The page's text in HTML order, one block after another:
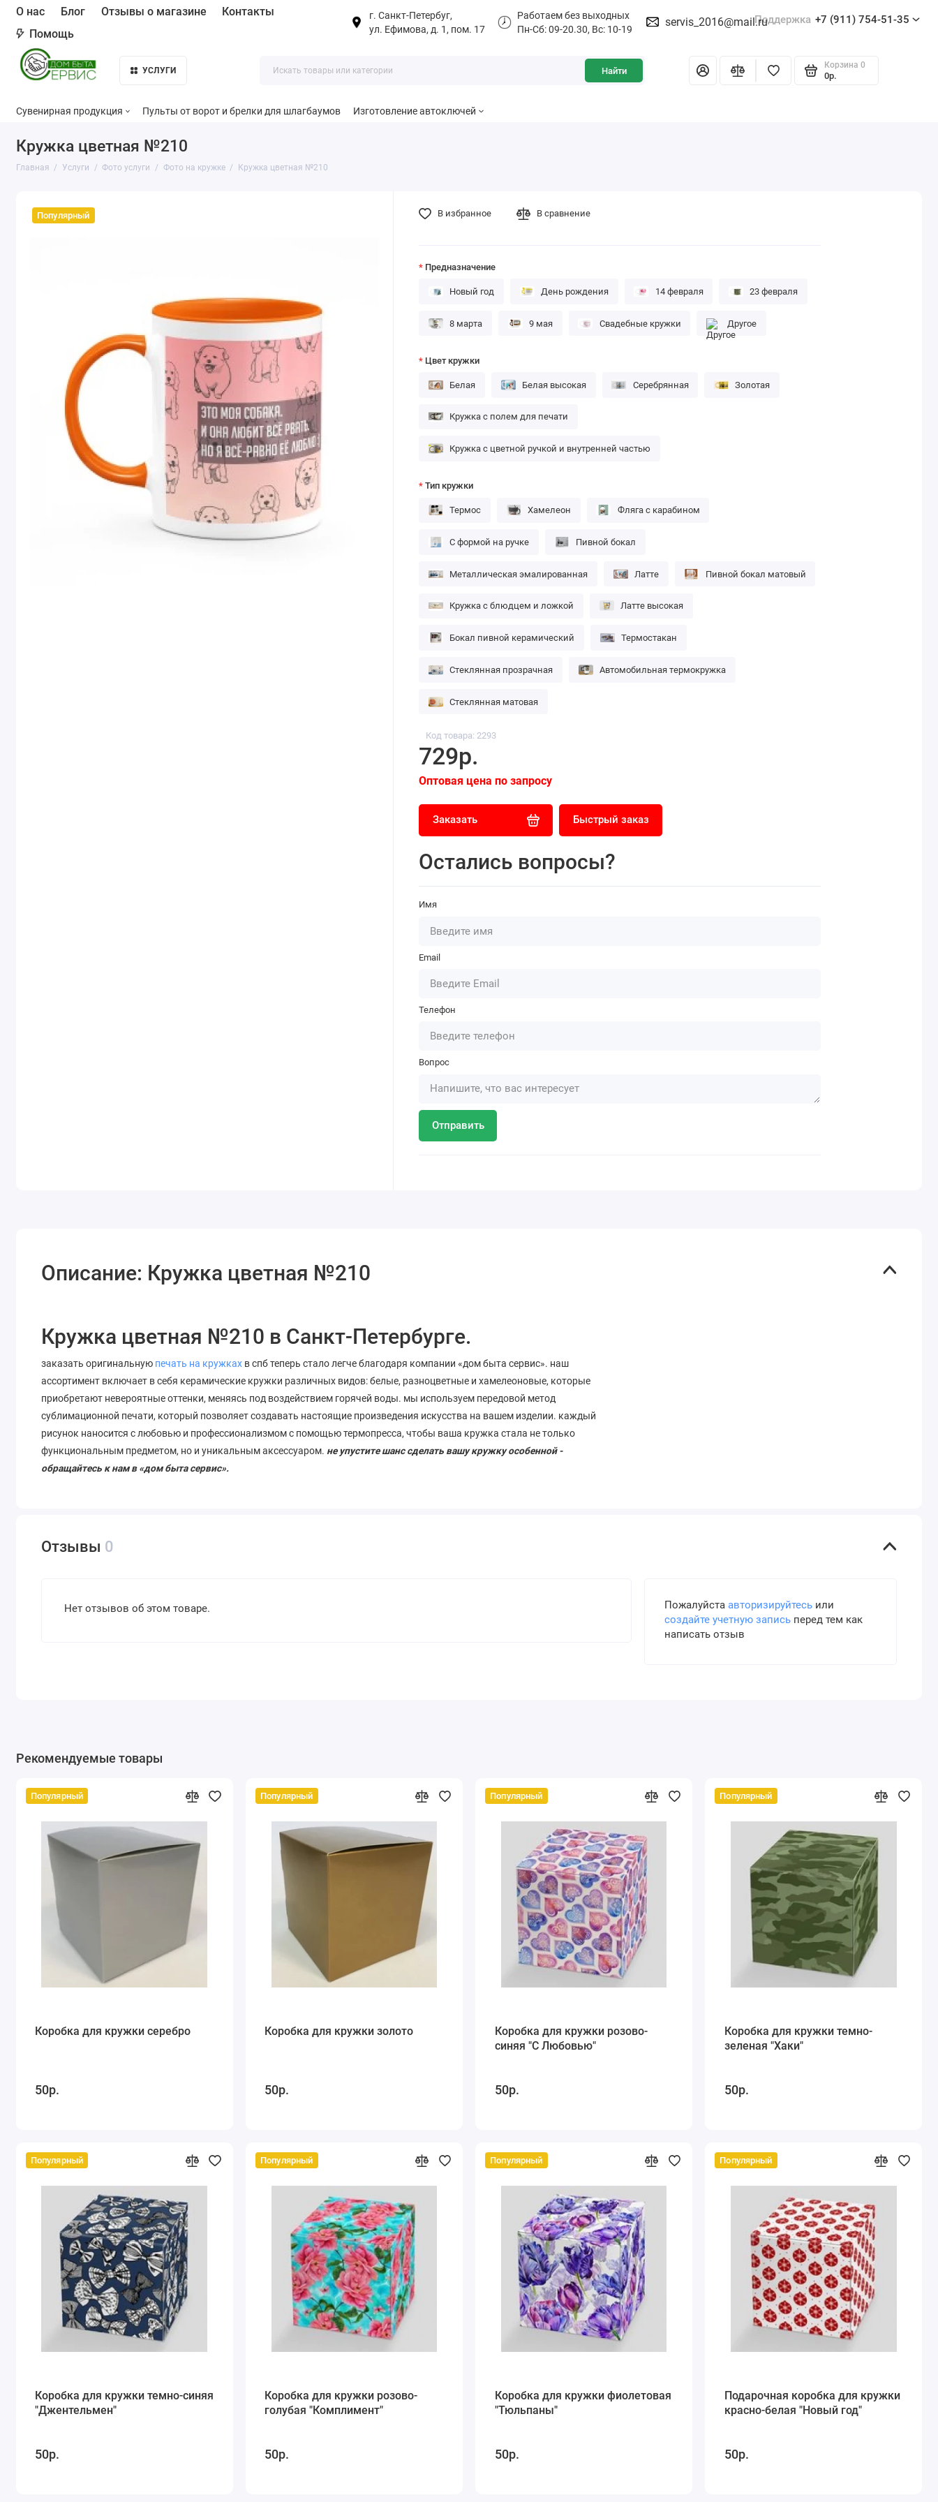
О нас Блог Отзывы о магазине
Контакты
Помощь
г. Санкт-Петербуг,
ул. Ефимова, д. 1, пом. 17
Работаем без выходных
Пн-Сб: 09-20.30, Вс: 10-19
servis_2016@mail.ruПоддержка +7 (911) 754-51-35
УСЛУГИ Найти
Корзина 0
0р.
Сувенирная продукция Пульты от ворот и брелки для шлагбаумов Изготовление автоключей
Кружка цветная №210
Главная Услуги Фото услуги Фото на кружке Кружка цветная №210
Популярный
Код товара: 2293
729р.
Оптовая цена по запросу
Заказать Быстрый заказ
Остались вопросы?
Имя
Email
Телефон
Вопрос
Отправить
В избранное В сравнение
Предназначение
Новый год День рождения 14 февраля 23 февраля
8 марта 9 мая Свадебные кружки Другое
Цвет кружки
Белая Белая высокая Серебрянная Золотая
Кружка с полем для печати
Кружка с цветной ручкой и внутренней частью
Тип кружки
Термос Хамелеон Фляга с карабином
С формой на ручке Пивной бокал
Металлическая эмалированная Латте Пивной бокал матовый
Кружка с блюдцем и ложкой Латте высокая
Бокал пивной керамический Термостакан
Стеклянная прозрачная Автомобильная термокружка
Стеклянная матовая
Описание: Кружка цветная №210
Кружка цветная №210 в Санкт-Петербурге.
заказать оригинальную печать на кружках в спб теперь стало легче благодаря компании «дом быта сервис». наш
ассортимент включает в себя керамические кружки различных видов: белые, разноцветные и хамелеоновые, которые
приобретают невероятные оттенки, меняясь под воздействием горячей воды. мы используем передовой метод
сублимационной печати, который позволяетсоздавать настоящие произведения искусства на вашем изделии. каждый
рисунок наносится с любовью и профессионализмом с помощью термопресса, чтобы ваша кружка стала не только
функциональным предметом, но и уникальным аксессуаром. не упустите шанс сделать вашу кружку особенной -
обращайтесь к нам в «дом быта сервис».
Отзывы 0
Нет отзывов об этом товаре. Пожалуйста авторизируйтесьили
создайте учетную записьперед тем как
написать отзыв
Рекомендуемые товары
Популярный
Коробка для кружки серебро
50р.
Популярный
Коробка для кружки золото
50р.
Популярный
Коробка для кружки розово-
синяя "С Любовью"
50р.
Популярный
Коробка для кружки темно-
зеленая "Хаки"
50р.
Популярный
Коробка для кружки темно-синяя
"Джентельмен"
50р.
Популярный
Коробка для кружки розово-
голубая "Комплимент"
50р.
Популярный
Коробка для кружки фиолетовая
"Тюльпаны"
50р.
Популярный
Подарочная коробка для кружки
красно-белая "Новый год"
50р.